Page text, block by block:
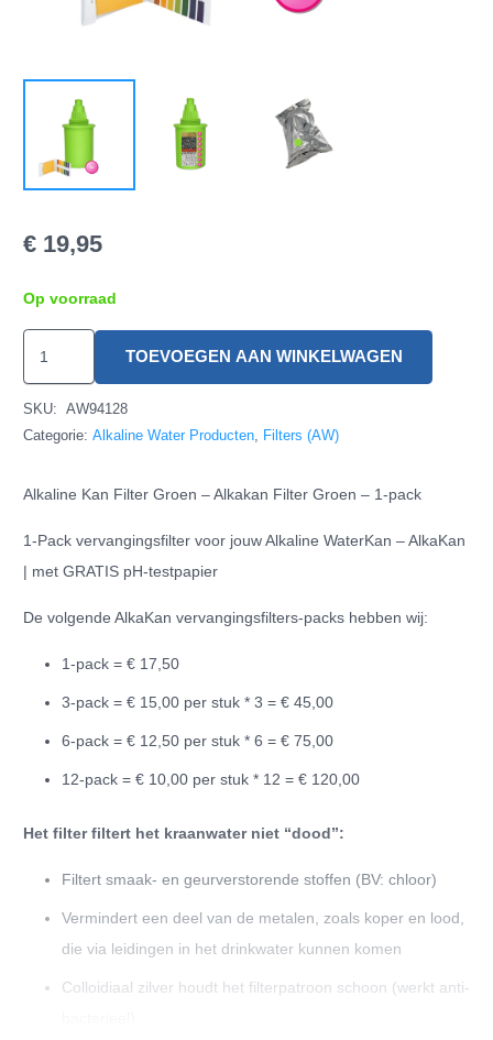
€ 19,95
Op voorraad
Kan
Filter
Groen
1-
TOEVOEGEN AAN WINKELWAGEN
SKU:
AW94128
Categorie: Alkaline Water Producten, Filters (AW)
Alkaline Kan Filter Groen – Alkakan Filter Groen – 1-pack
1-Pack vervangingsfilter voor jouw Alkaline WaterKan – AlkaKan
| met GRATIS pH-testpapier
De volgende AlkaKan vervangingsfilters-packs hebben wij:
1-pack = € 17,50
3-pack = € 15,00 per stuk * 3 = € 45,00
6-pack = € 12,50 per stuk * 6 = € 75,00
12-pack = € 10,00 per stuk * 12 = € 120,00
Het filter filtert het kraanwater niet “dood”:
Filtert smaak- en geurverstorende stoffen (BV: chloor)
Vermindert een deel van de metalen, zoals koper en lood,
die via leidingen in het drinkwater kunnen komen
Colloidiaal zilver houdt het filterpatroon schoon (werkt anti-